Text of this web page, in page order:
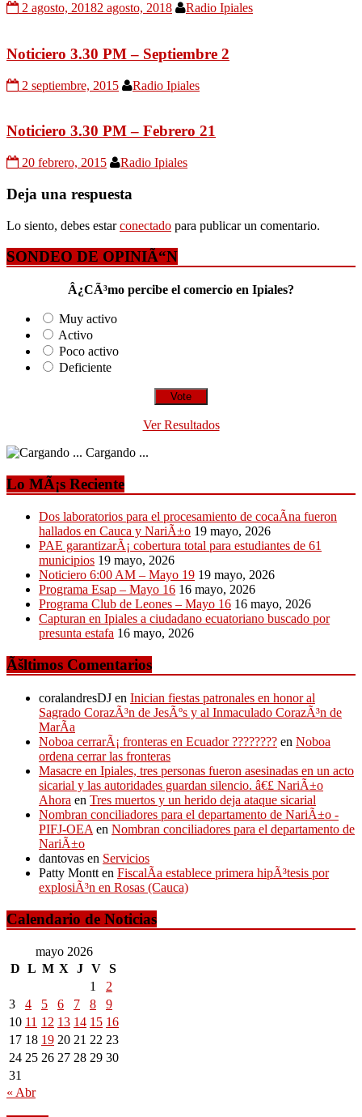
2 agosto, 20182 agosto, 2018 Radio Ipiales
Noticiero 3.30 PM – Septiembre 2
2 septiembre, 2015 Radio Ipiales
Noticiero 3.30 PM – Febrero 21
20 febrero, 2015 Radio Ipiales
Deja una respuesta
Lo siento, debes estarconectado para publicar un comentario.
SONDEO DE OPINIÃ“N
Â¿CÃ³mo percibe el comercio en Ipiales?
Muy activo
Activo
Poco activo
Deficiente
Ver Resultados
Cargando ...
Lo MÃ¡s Reciente
Dos laboratorios para el procesamiento de cocaÃ­na fueron
hallados en Cauca y NariÃ±o 19 mayo, 2026
PAE garantizarÃ¡ cobertura total para estudiantes de 61
municipios 19 mayo, 2026
Noticiero 6:00 AM – Mayo 19 19 mayo, 2026
Programa Esap – Mayo 16 16 mayo, 2026
Programa Club de Leones – Mayo 16 16 mayo, 2026
Capturan en Ipiales a ciudadano ecuatoriano buscado por
presunta estafa 16 mayo, 2026
Ãšltimos Comentarios
coralandresDJ en Inician fiestas patronales en honor al
Sagrado CorazÃ³n de JesÃºs y al Inmaculado CorazÃ³n de
MarÃ­a
Noboa cerrarÃ¡ fronteras en Ecuador ???????? en Noboa
ordena cerrar las fronteras
Masacre en Ipiales, tres personas fueron asesinadas en un acto
sicarial y las autoridades guardan silencio. â€£ NariÃ±o
Ahora en Tres muertos y un herido deja ataque sicarial
Nombran conciliadores para el departamento de NariÃ±o -
PIFJ-OEA en Nombran conciliadores para el departamento de
NariÃ±o
dantovas en Servicios
Patty Montt en FiscalÃ­a establece primera hipÃ³tesis por
explosiÃ³n en Rosas (Cauca)
Calendario de Noticias
mayo 2026
D L M X J V S
1
2
3
4 5 6 7 8
9
10 11 12 13 14 15 16
17 18 19 20 21 22 23
24 25 26 27 28 29 30
31
« Abr